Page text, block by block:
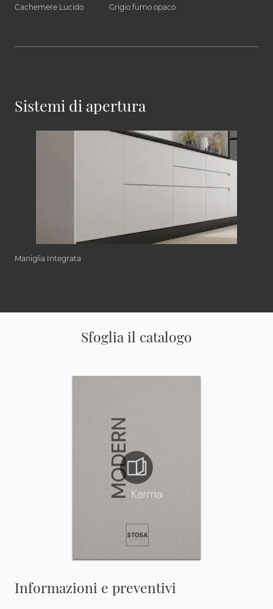
Cachemere Lucido Grigio fumo opaco
Sistemi di apertura
Maniglia Integrata
Sfoglia il catalogo
Informazioni e preventivi